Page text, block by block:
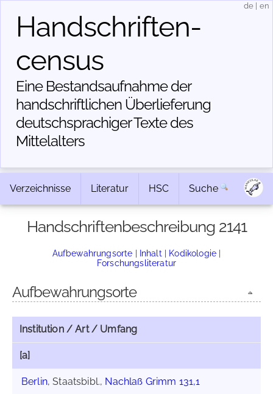
Handschriften­
census
Eine Bestandsaufnahme der
handschriftlichen Über­lieferung
deutschsprachiger Texte des
Mittelalters
de en
Verzeichnisse Literatur HSC Suche
Handschriftenbeschreibung 2141
Aufbewahrungsorte | Inhalt | Kodikologie |
Forschungsliteratur
Aufbewahrungsorte
Institution / Art / Umfang
[a]
Berlin, Staatsbibl., Nachlaß Grimm 131,1